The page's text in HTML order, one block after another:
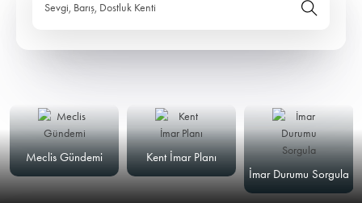
Sevgi, Barış, Dostluk Kenti
Meclis Gündemi
Kent İmar Planı
İmar Durumu Sorgula